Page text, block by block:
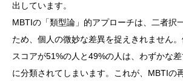
出しています。
MBTIの「類型論」的アプローチは、二者択
ため、個人の微妙な差異を捉えきれません
スコアが51%の人と49%の人は、わずかな
に分類されてしまいます。これが、MBTIの